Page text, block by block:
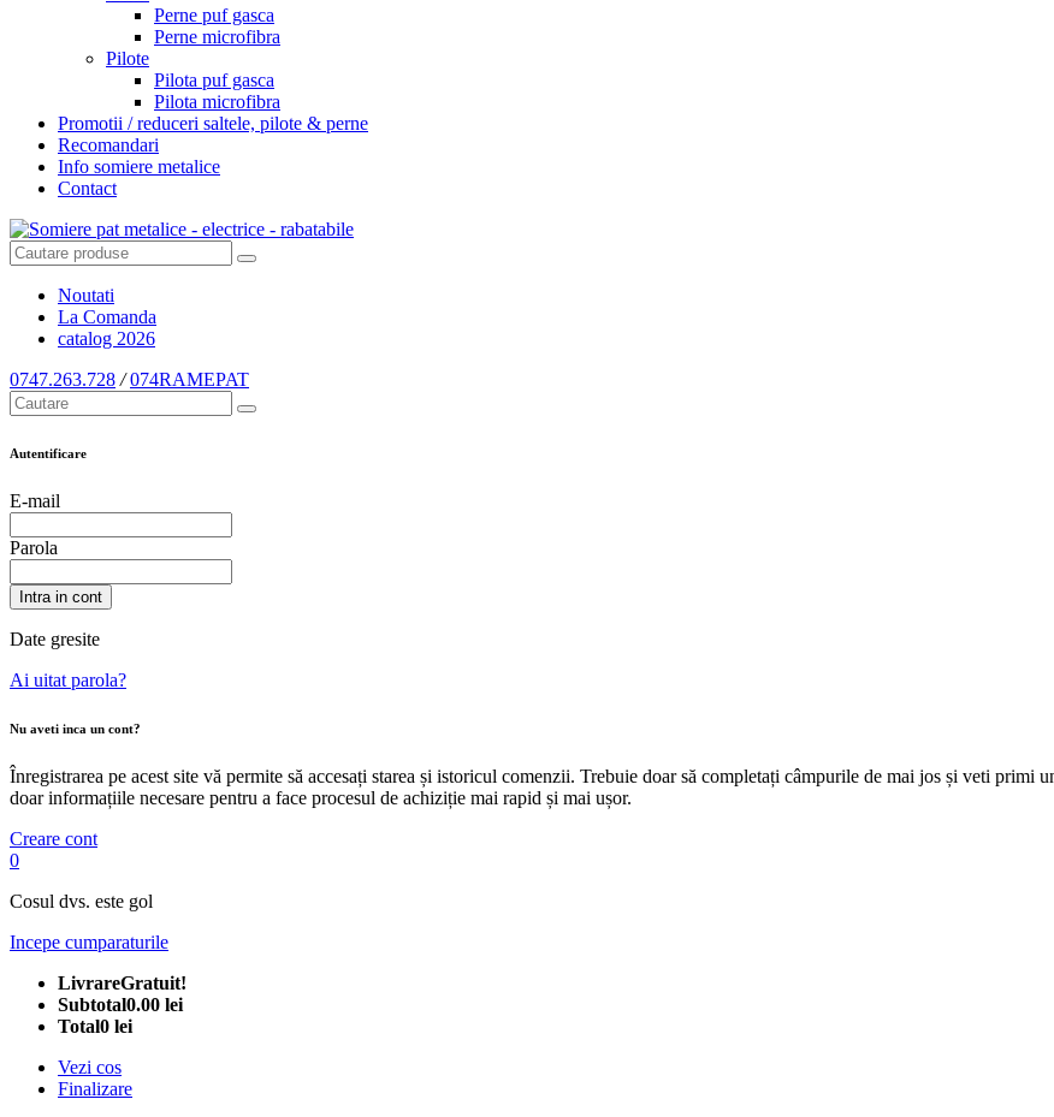
Perne puf gasca
Perne microfibra
Pilote
Pilota puf gasca
Pilota microfibra
Promotii / reduceri saltele, pilote & perne
Recomandari
Info somiere metalice
Contact
Noutati
La Comanda
catalog 2026
0747.263.728 / 074RAMEPAT
Autentificare
E-mail
Parola
Intra in cont
Date gresite
Ai uitat parola?
Nu aveti inca un cont?
Înregistrarea pe acest site vă permite să accesați starea și istoricul comenzii. Trebuie doar să completați câmpurile de mai jos și veti
doar informațiile necesare pentru a face procesul de achiziție mai rapid și mai ușor.
Creare cont
0
Cosul dvs. este gol
Incepe cumparaturile
LivrareGratuit!
Subtotal0.00 lei
Total0 lei
Vezi cos
Finalizare